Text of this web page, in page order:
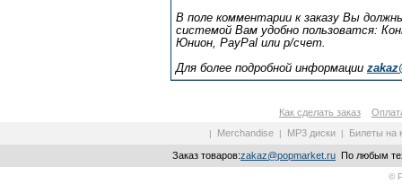
В поле комментарии к заказу Вы
системой Вам удобно пользоватся:
Юнион, PayPal или р/счет.
Для более подробной информации
Как сделать заказ
| Merchandise | MP3 диски | Билеты на
Заказ товаров:zakaz@popmarket.ru По любым
©